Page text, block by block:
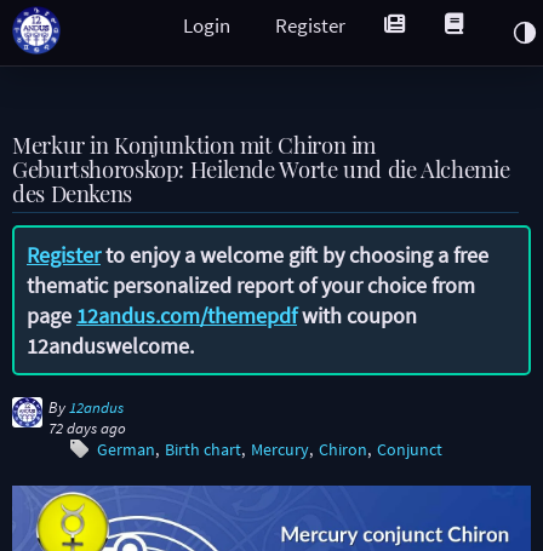
Register
Login
Merkur in Konjunktion mit Chiron im
Geburtshoroskop: Heilende Worte und die Alchemie
des Denkens
Registerto enjoy a welcome gift by choosing a free
thematic personalized report of your choice from
page 12andus.com/themepdfwith coupon
12anduswelcome.
By 12andus
72 days ago
German Birth chart Mercury Chiron Conjunct